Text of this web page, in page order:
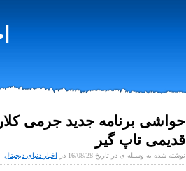
حواشی برنامه جدید جرمی
قدیمی تاپ گیر
نوشته شده به وسیله ی در تاریخ 16/08/28 در اخبار دنیای دیجیتال